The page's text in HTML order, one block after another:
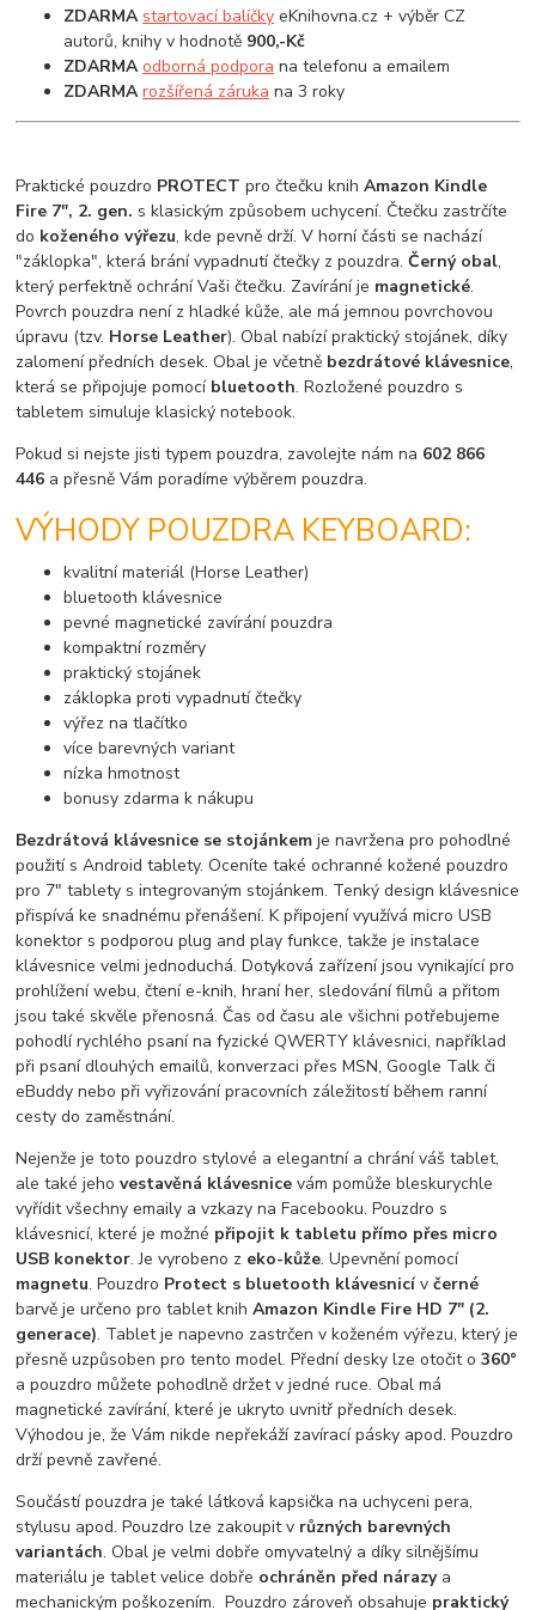
ZDARMA startovací balíčky eKnihovna.cz + výběr CZ
autorů, knihy v hodnotě 900,-Kč
ZDARMA odborná podpora na telefonu a emailem
ZDARMA rozšířená záruka na 3 roky
Praktické pouzdro PROTECTpro čtečku knihAmazon Kindle
Fire 7", 2. gen. s klasickým způsobem uchycení. Čtečku zastrčíte
do koženého výřezu, kde pevně drží. V horní části se nachází
"záklopka", která brání vypadnutí čtečky z pouzdra.Černý obal,
který perfektně ochrání Vaši čtečku. Zavírání je magnetické.
Povrch pouzdra není z hladké kůže, ale má jemnou povrchovou
úpravu (tzv. Horse Leather). Obal nabízí praktický stojánek, díky
zalomení předních desek. Obal je včetně bezdrátové klávesnice,
která se připojuje pomocí bluetooth. Rozložené pouzdro s
tabletem simuluje klasický notebook.
Pokud si nejste jisti typem pouzdra, zavolejte nám na 602 866
446 a přesně Vám poradíme výběrem pouzdra.
VÝHODY POUZDRA KEYBOARD:
kvalitní materiál (Horse Leather)
bluetooth klávesnice
pevné magnetické zavírání pouzdra
kompaktní rozměry
praktický stojánek
záklopka proti vypadnutí čtečky
výřez na tlačítko
více barevných variant
nízka hmotnost
bonusy zdarma k nákupu
Bezdrátová klávesnice se stojánkem je navržena pro pohodlné
použití s Android tablety. Oceníte také ochranné kožené pouzdro
pro 7" tablety s integrovaným stojánkem. Tenký design klávesnice
přispívá ke snadnému přenášení. K připojení využívá micro USB
konektor s podporou plug and play funkce, takže je instalace
klávesnice velmi jednoduchá. Dotyková zařízení jsou vynikající pro
prohlížení webu, čtení e-knih, hraní her, sledování filmů a přitom
jsou také skvěle přenosná. Čas od času ale všichni potřebujeme
pohodlí rychlého psaní na fyzické QWERTY klávesnici, například
při psaní dlouhých emailů, konverzaci přes MSN, Google Talk či
eBuddy nebo při vyřizování pracovních záležitostí během ranní
cesty do zaměstnání.
Nejenže je toto pouzdro stylové a elegantní a chrání váš tablet,
ale také jehovestavěná klávesnice vám pomůže bleskurychle
vyřídit všechny emaily a vzkazy na Facebooku. Pouzdro s
klávesnicí, které je možné připojit k tabletu přímo přes micro
USB konektor. Je vyrobeno z eko-kůže. Upevnění pomocí
magnetu. Pouzdro Protect s bluetooth klávesnicívčerné
barvě je určeno pro tablet knihAmazon Kindle Fire HD 7" (2.
generace). Tablet je napevno zastrčen v koženém výřezu, který je
přesně uzpůsoben pro tento model. Přední desky lze otočit o360°
a pouzdro můžete pohodlně držet v jedné ruce. Obal má
magnetické zavírání, které je ukryto uvnitř předních desek.
Výhodou je, že Vám nikde nepřekáží zavírací pásky apod. Pouzdro
drží pevně zavřené.
Součástí pouzdra je také látková kapsička na uchyceni pera,
stylusu apod. Pouzdro lze zakoupit v různých barevných
variantách. Obal je velmi dobře omyvatelný a díky silnějšímu
materiálu je tablet velice dobře ochráněn před nárazya
mechanickým poškozením. Pouzdro zároveň obsahuje praktický